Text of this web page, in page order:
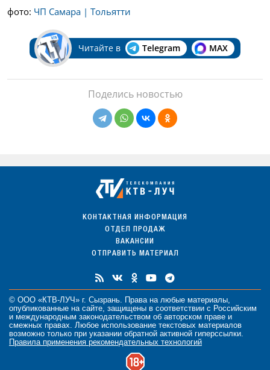
фото: ЧП Самара | Тольятти
Читайте в Telegram MAX
Поделись новостью
КОНТАКТНАЯ ИНФОРМАЦИЯ
ОТДЕЛ ПРОДАЖ
ВАКАНСИИ
ОТПРАВИТЬ МАТЕРИАЛ
© ООО «КТВ-ЛУЧ» г. Сызрань. Права на любые материалы
опубликованные на сайте, защищены в соответствии с Российским
и международным законодательством об авторском праве и
смежных правах. Любое использование текстовых материалов
возможно только при указании обратной активной гиперссылки.
Правила применения рекомендательных технологий